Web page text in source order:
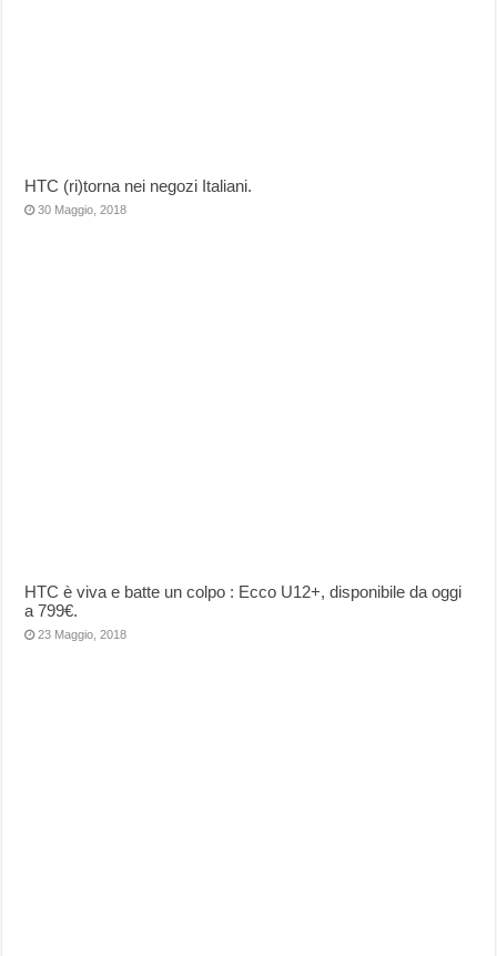
HTC (ri)torna nei negozi Italiani.
30 Maggio, 2018
HTC è viva e batte un colpo : Ecco U12+, disponibile da oggi
a 799€.
23 Maggio, 2018